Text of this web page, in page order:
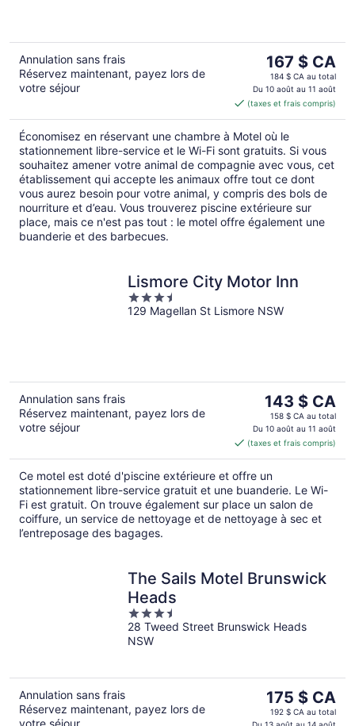
Annulation sans frais
Réservez maintenant, payez lors de
votre séjour
Le
prix
est
de 167 $ CA
par
nuit
167 $ CA
184 $ CA au total
Du 10 août au 11 août
(taxes et frais compris)
Économisez en réservant une chambre à Motel où le
stationnement libre-service et le Wi-Fi sont gratuits. Si vous
souhaitez amener votre animal de compagnie avec vous, cet
établissement qui accepte les animaux offre tout ce dont
vous aurez besoin pour votre animal, y compris des bols de
nourriture et d’eau. Vous trouverez piscine extérieure sur
place, mais ce n'est pas tout : le motel offre également une
buanderie et des barbecues.
Lismore City Motor Inn
3.5
out
129 Magellan St Lismore NSW
Annulation sans frais
Réservez maintenant, payez lors de
votre séjour
Le
prix
est
de 143 $ CA
par
nuit
143 $ CA
158 $ CA au total
Du 10 août au 11 août
(taxes et frais compris)
Ce motel est doté d'piscine extérieure et offre un
stationnement libre-service gratuit et une buanderie. Le Wi-
Fi est gratuit. On trouve également sur place un salon de
coiffure, un service de nettoyage et de nettoyage à sec et
l’entreposage des bagages.
The Sails Motel Brunswick
Heads
3.5
out
of
28 Tweed Street Brunswick Heads
NSW
Annulation sans frais
Réservez maintenant, payez lors de
votre séjour
Le
prix
175 $ CA
192 $ CA au total